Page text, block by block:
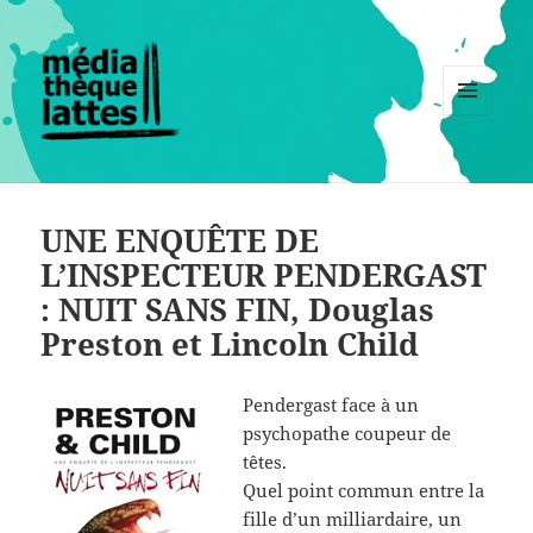
MENU
WIDGETS
UNE ENQUÊTE DE
L’INSPECTEUR PENDERGAST
: NUIT SANS FIN, Douglas
Preston et Lincoln Child
Pendergast face à un
psychopathe coupeur de
têtes.
Quel point commun entre la
fille d’un milliardaire, un